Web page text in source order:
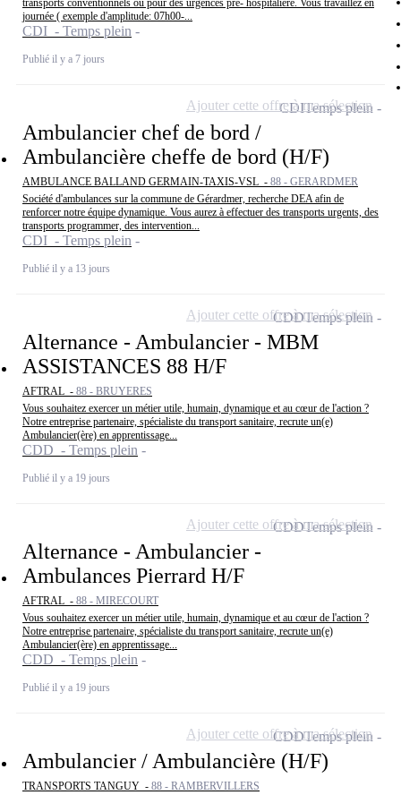
transports conventionnels ou pour des urgences pré- hospitalière. Vous travaillez en
journée ( exemple d'amplitude: 07h00-...
CDI - Temps plein
Publié il y a 7 jours
Ambulancier chef de bord /
Ambulancière cheffe de bord (H/F)
AMBULANCE BALLAND GERMAIN-TAXIS-VSL - 88 - GERARDMER
Société d'ambulances sur la commune de Gérardmer, recherche DEA afin de
renforcer notre équipe dynamique. Vous aurez à effectuer des transports urgents, des
transports programmer, des intervention...
CDI - Temps plein
Publié il y a 13 jours
CDITemps plein
Ajouter cette offre à ma sélection
Alternance - Ambulancier - MBM
ASSISTANCES 88 H/F
AFTRAL - 88 - BRUYERES
Vous souhaitez exercer un métier utile, humain, dynamique et au cœur de l'action ?
Notre entreprise partenaire, spécialiste du transport sanitaire, recrute un(e)
Ambulancier(ère) en apprentissage...
CDD - Temps plein
Publié il y a 19 jours
CDDTemps plein
Ajouter cette offre à ma sélection
Alternance - Ambulancier -
Ambulances Pierrard H/F
AFTRAL - 88 - MIRECOURT
Vous souhaitez exercer un métier utile, humain, dynamique et au cœur de l'action ?
Notre entreprise partenaire, spécialiste du transport sanitaire, recrute un(e)
Ambulancier(ère) en apprentissage...
CDD - Temps plein
Publié il y a 19 jours
CDDTemps plein
Ajouter cette offre à ma sélection
Ambulancier / Ambulancière (H/F)
TRANSPORTS TANGUY - 88 - RAMBERVILLERS
CDDTemps plein
Ajouter cette offre à ma sélection